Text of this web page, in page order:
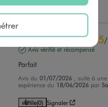
Utile(0) Signaler
5/
Avis vérifié et récompensé
Parfait
Avis du01/07/2026
, suite à une
expérience du 18/06/2026 par
Utile(0) Signaler